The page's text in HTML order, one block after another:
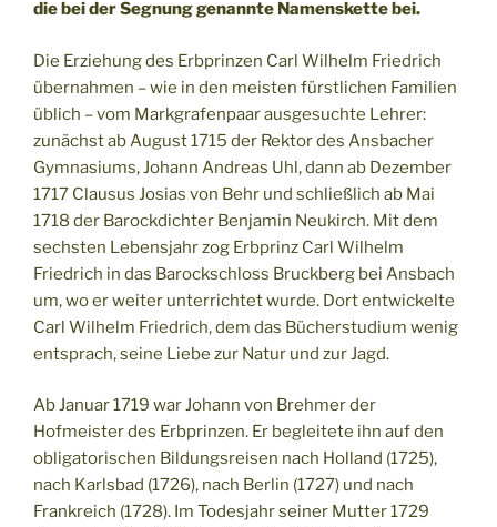
die bei der Segnung genannte Namenskette bei.
Die Erziehung des Erbprinzen Carl Wilhelm Friedrich
übernahmen – wie in den meisten fürstlichen Familien
üblich – vom Markgrafenpaar ausgesuchte Lehrer:
zunächst ab August 1715 der Rektor des Ansbacher
Gymnasiums, Johann Andreas Uhl, dann ab Dezember
1717 Clausus Josias von Behr und schließlich ab Mai
1718 der Barockdichter Benjamin Neukirch. Mit dem
sechsten Lebensjahr zog Erbprinz Carl Wilhelm
Friedrich in das Barockschloss Bruckberg bei Ansbach
um, wo er weiter unterrichtet wurde. Dort entwickelte
Carl Wilhelm Friedrich, dem das Bücherstudium wenig
entsprach, seine Liebe zur Natur und zur Jagd.
Ab Januar 1719 war Johann von Brehmer der
Hofmeister des Erbprinzen. Er begleitete ihn auf den
obligatorischen Bildungsreisen nach Holland (1725),
nach Karlsbad (1726), nach Berlin (1727) und nach
Frankreich (1728). Im Todesjahr seiner Mutter 1729